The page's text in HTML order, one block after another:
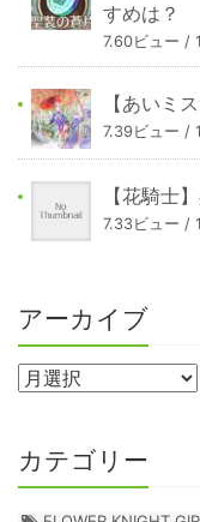
すめは？
7.60ビュー /
【あいミ
7.39ビュー /
【花騎士
7.33ビュー /
アーカイブ
カテゴリー